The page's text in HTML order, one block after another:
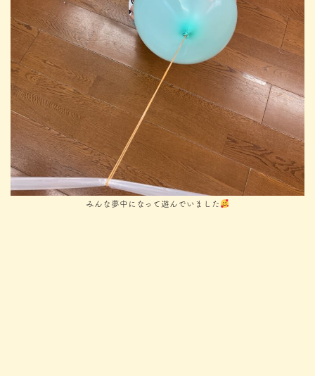
みんな夢中になって遊んでいました